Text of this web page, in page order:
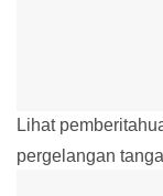
Lihat
pergelangan